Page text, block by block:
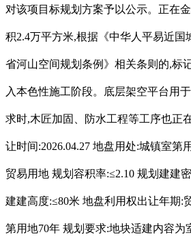
对该项目标规划方案予以公示。正在
积2.4万平方米,根据《中华人平易近国
省河山空间规划条例》相关条则的,标
入本色性施工阶段。底层架空平台用
求时,木匠加固、防水工程等工序也正
让时间:2026.04.27 地盘用处:城镇室第
贸易用地 规划容积率:≤2.10 规划建建
建建高度:≤80米 地盘利用权出让年期:
第用地70年 规划要求:地块适建内容为